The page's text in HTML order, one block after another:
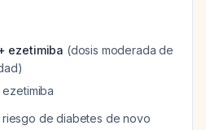
ezetimiba (dosis moderada de
ezetimiba
de diabetes de novo